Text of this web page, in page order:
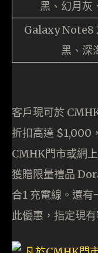
黑、幻月灰
Galaxy Note8
黑、深
客戶現可於
折扣高達 $1,000
CMHK門市或網
獲贈限量禮品
合1 充電線。還
此優惠，指定現